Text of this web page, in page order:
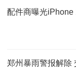
配件商曝光
郑州暴雨警报解除